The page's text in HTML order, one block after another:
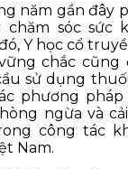
năm gần đây
sóc sức
Y học cổ
chắc cũng
sử dụng
phương
ngừa và
công tác
Nam.